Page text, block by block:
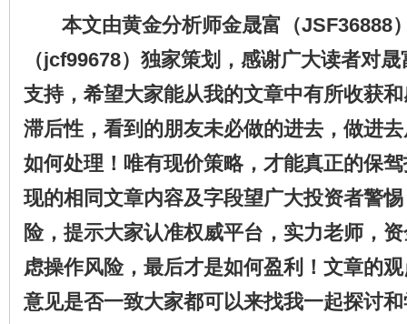
本文由黄金分析师金晟富（JSF36888
（jcf99678）独家策划，感谢广大读者对
支持， 希望大家能从我的文章中有所收获
滞后性，看到的朋友未必做的进去，做进
如何处理！唯有现价策略，才能真正的保
现的相同文章内容及字段望广大投资者警
险，提示大家认准权威平台，实力老师，
虑操作风险，最后才是如何盈利！ 文章的
意见是否一致大家都可以来找我一起探讨